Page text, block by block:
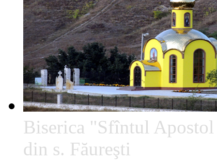
Biserica "Sfîntul
din s. Făureşti